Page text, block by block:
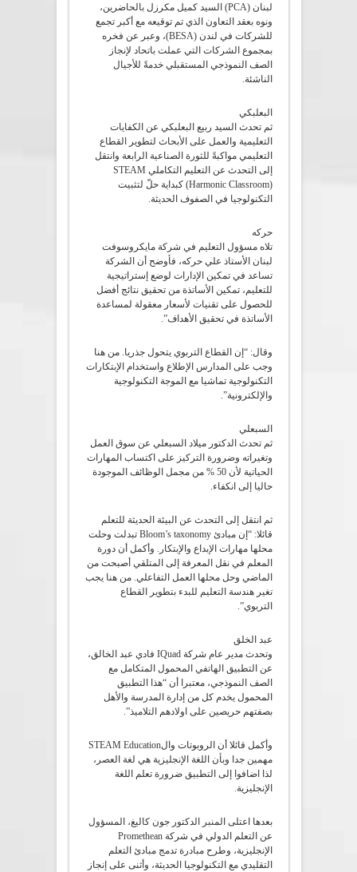
لبنان (PCA) السيد كميل مكرزل بالحاضرين،
ونوه بعقد التعاون الذي تم توقيعه مع أكبر تجمع
للشركات في لندن (BESA)، وعبر عن فخره
بمجموع الشركات التي عملت باتحاد لإنجاز
الصف النموذجي المستقبلي خدمةً للأجيال
الناشئة.
البعلبكي
ثم تحدث السيد ربيع البعلبكي عن الكفايات
التعليمية والعمل على الأبحاث لتطوير القطاع
التعليمي مواكبةً للثورة الصناعية الرابعة وانتقل
إلى التحدث عن التعليم التكاملي STEAM
(Harmonic Classroom) كبداية حلّ لتثبيت
التكنولوجيا في الصفوف الحديثة.
حركه
تلاه مسؤول التعليم في شركة مايكروسوفت
لبنان الأستاذ علي حركه، فأوضح أن الشركة
تساعد في تمكين الإدارات لوضع إستراتيجية
للتعليم، تمكين الأساتذة من تحقيق نتائج أفضل
للحصول على تقنيات لأسعار معقولة لمساعدة
الأساتذة في تحقيق الأهداف”.
وقال: “إن القطاع التربوي يتحول جذريا. من هنا
وجب على المدارس الإطلاع واستخدام الإبتكارات
التكنولوجية تماشيا مع الموجة التكنولوجية
والإلكترونية”.
السبعلي
ثم تحدث الدكتور ميلاد السبعلي عن سوق العمل
وتغيراته وضرورة التركيز على اكتساب المهارات
الحياتية لأن 50 % من مجمل الوظائف الموجودة
حاليا إلى انكفاء.
ثم انتقل إلى التحدث عن البيئة الحديثة للتعلم
قائلا: “إن مبادئ Bloom’s taxonomy تبدلت وحلت
محلها مهارات الإبداع والإبتكار. وأكمل أن دورة
المعلم في نقل المعرفة إلى المتلقي أصبحت من
الماضي وحل محلها العمل التفاعلي. من هنا يجب
تغير هندسة التعليم للبدء بتطوير القطاع
التربوي”.
عبد الخلق
وتحدث مدير عام شركة IQuad فادي عبد الخالق،
عن التطبيق الهاتفي المحمول المتكامل مع
الصف النموذجي، معتبرا أن “هذا التطبيق
المحمول يخدم كل من إدارة المدرسة والأهل
بصفتهم حريصين على اولادهم التلاميذ”.
وأكمل قائلا أن الروبوتات والSTEAM Education
مهمين جدا وبأن اللغة الإنجليزية هي لغة العصر،
لذا اضافوا إلى التطبيق ضرورة تعلم اللغة
الإنجليزية.
بعدها اعتلى المنبر الدكتور جون كاليغ، المسؤول
عن التعلم الدولي في شركة Promethean
الإنجليزية، وطرح مبادرة تدمج مبادئ التعلم
التقليدي مع التكنولوجيا الحديثة، وأثنى على إنجاز